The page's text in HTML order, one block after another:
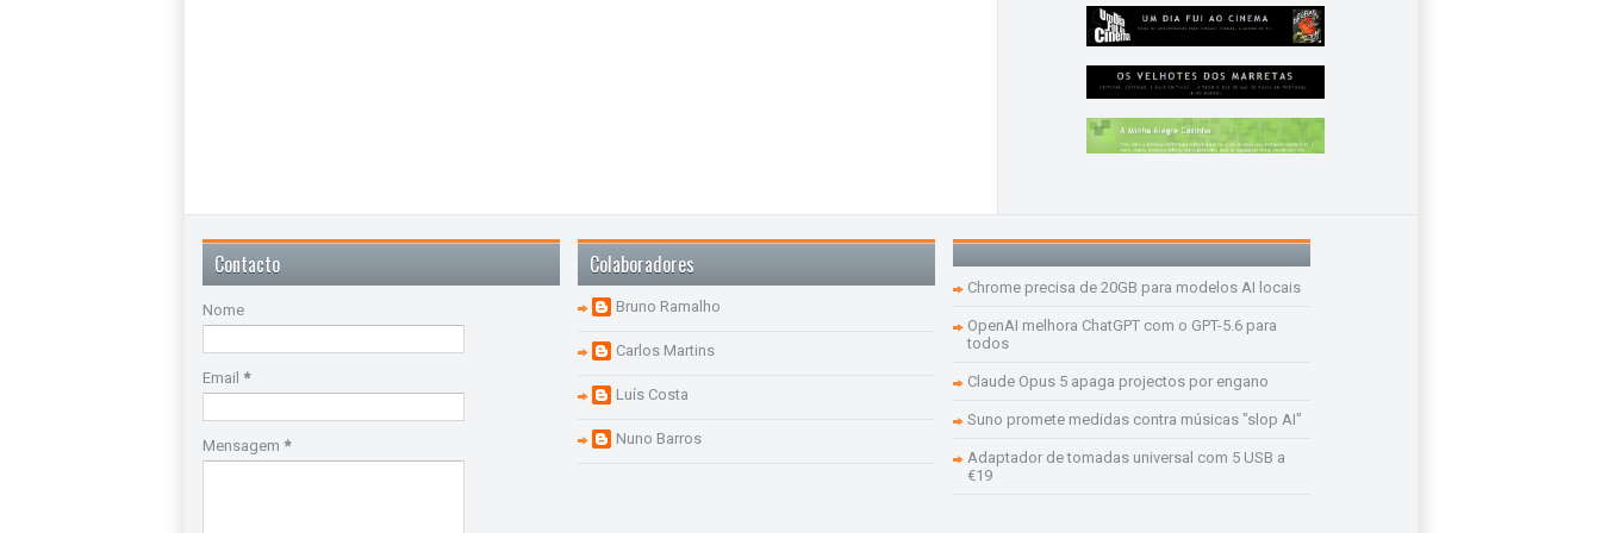
Contacto
Nome
Email *
Mensagem *
Colaboradores
Bruno Ramalho
Carlos Martins
Luís Costa
Nuno Barros
Chrome precisa de 20GB para modelos AI locais
OpenAI melhora ChatGPT com o GPT-5.6 para
todos
Claude Opus 5 apaga projectos por engano
Suno promete medidas contra músicas "slop AI"
Adaptador de tomadas universal com 5 USB a
€19